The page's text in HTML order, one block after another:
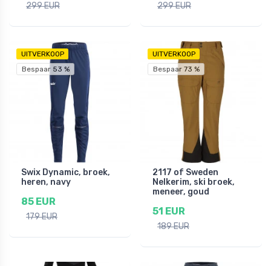
299 EUR 299 EUR
UITVERKOOP
Bespaar 53 %
Swix Dynamic, broek,
heren, navy
85 EUR
179 EUR
UITVERKOOP
Bespaar 73 %
2117 of Sweden
Nelkerim, ski broek,
meneer, goud
51 EUR
189 EUR